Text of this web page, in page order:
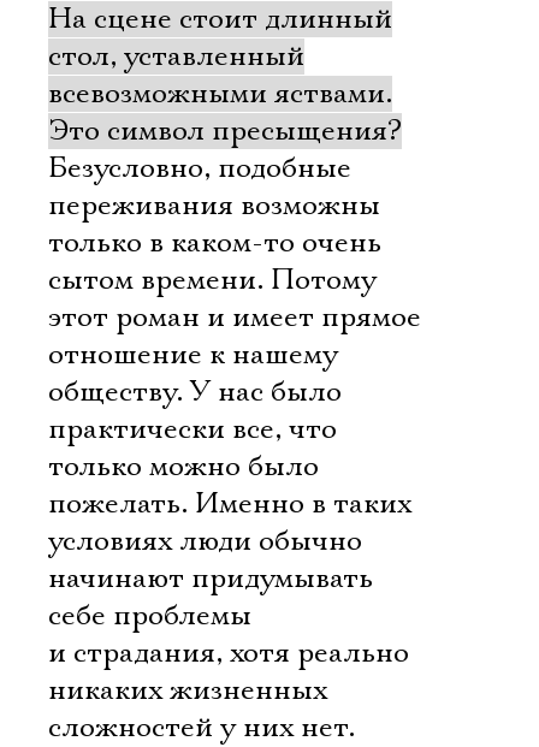
На сцене стоит длинный
стол, уставленный
всевозможными яствами.
Это символ пресыщения?
Безусловно, подобные
переживания возможны
только в каком-то очень
сытом времени. Потому
этот роман и имеет прямое
отношение к нашему
обществу. У нас было
практически все, что
только можно было
пожелать. Именно в таких
условиях люди обычно
начинают придумывать
себе проблемы
и страдания, хотя реально
никаких жизненных
сложностей у них нет.